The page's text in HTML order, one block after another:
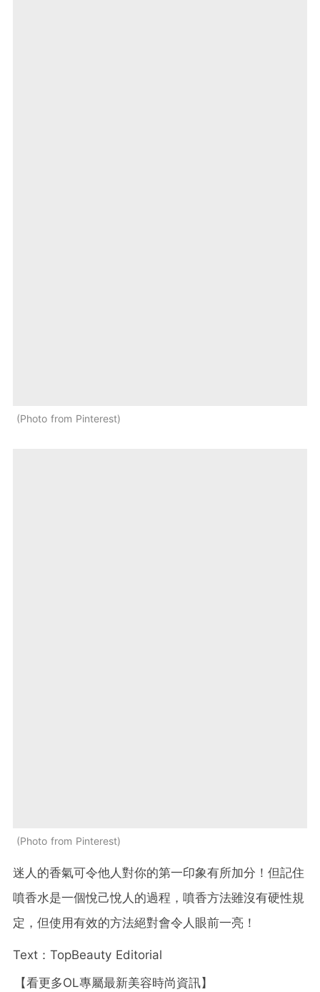
Photo from Pinterest
Photo from Pinterest
迷人的香氣可令他人對你的第一印象有所加分！但記住
噴香水是一個悅己悅人的過程，噴香方法雖沒有硬性規
定，但使用有效的方法絕對會令人眼前一亮！
Text：TopBeauty Editorial
【看更多OL專屬最新美容時尚資訊】